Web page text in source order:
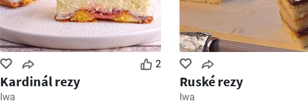
2
Kardinál rezy
Iwa
Ruské rezy
Iwa